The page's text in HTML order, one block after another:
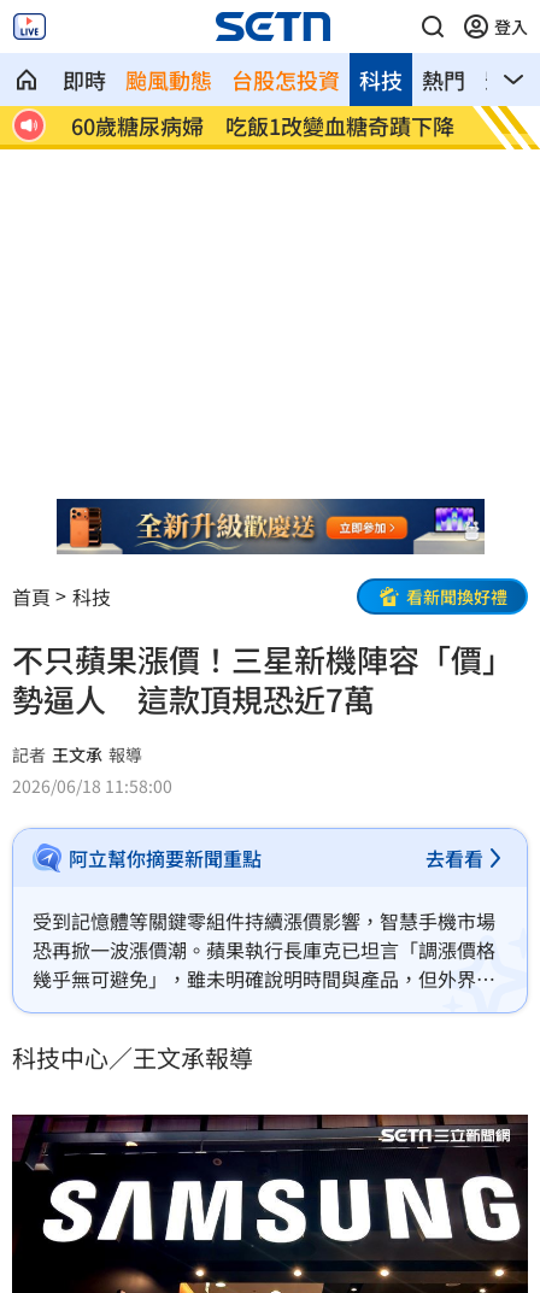
登入
即時 颱風動態 台股怎投資 熱門 影音
科技
事
60歲糖尿病婦 吃飯1改變血糖奇蹟下降
白海
曝
首頁 科技 看新聞換好禮
不只蘋果漲價！三星新機陣容「價」
勢逼人 這款頂規恐近7萬
記者 王文承 報導
2026/06/18 11:58:00
阿立幫你摘要新聞重點 去看看
受到記憶體等關鍵零組件持續漲價影響，智慧手機市場
恐再掀一波漲價潮。蘋果執行長庫克已坦言「調漲價格
幾乎無可避免」，雖未明確說明時間與產品，但外界普
遍預期，預計9月亮相的iPhone 18 Pro系列，以及首款
調漲，三星預計於7月發表新一代折疊手機陣容，包括 Z
售價也可能
科技中心／王文承報導